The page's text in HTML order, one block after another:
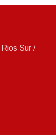
Sur /